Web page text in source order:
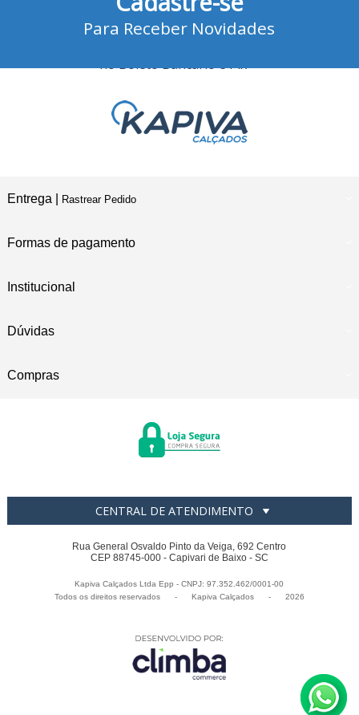
no Boleto Bancário e Pix
Para Receber Novidades
Entrega | Rastrear Pedido
Formas de pagamento
Institucional
Dúvidas
Compras
CENTRAL DE ATENDIMENTO
Rua General Osvaldo Pinto da Veiga, 692 Centro
CEP 88745-000 - Capivari de Baixo - SC
Kapiva Calçados Ltda Epp - CNPJ: 97.352.462/0001-00
Todos os direitos reservados
- Kapiva Calçados - 2026